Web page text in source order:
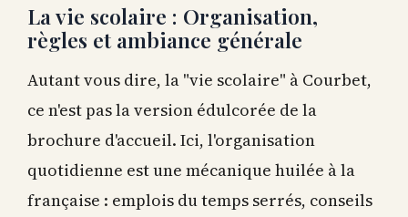
La vie scolaire : Organisation,
règles et ambiance générale
Autant vous dire, la "vie scolaire" à Courbet,
ce n'est pas la version édulcorée de la
brochure d'accueil. Ici, l'organisation
quotidienne est une mécanique huilée à la
française : emplois du temps serrés, conseils